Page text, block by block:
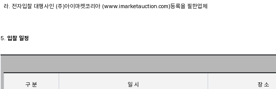
  라. 전자입찰 대행사인 (주)아이마켓코리아 (www.imarketauction.com)등록을 필한업체
5. 입찰 일정
구 분 일 시 장 소